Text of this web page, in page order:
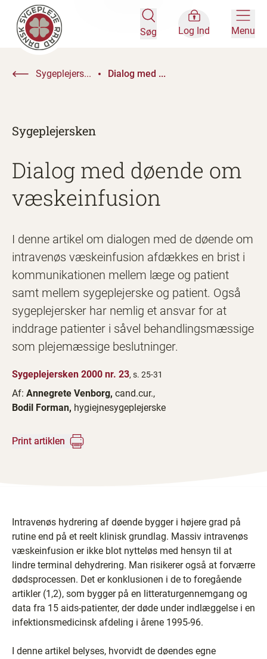
Søg Log Ind Menu
Sygeplejers... Dialog med ...
Sygeplejersken
Dialog med døende om
væskeinfusion
I denne artikel om dialogen med de døende om
intravenøs væskeinfusion afdækkes en brist i
kommunikationen mellem læge og patient
samt mellem sygeplejerske og patient. Også
sygeplejersker har nemlig et ansvar for at
inddrage patienter i såvel behandlingsmæssige
som plejemæssige beslutninger.
Sygeplejersken 2000 nr. 23, s. 25-31
Af: Annegrete Venborg, cand.cur.,
Bodil Forman, hygiejnesygeplejerske
Print artiklen
Intravenøs hydrering af døende bygger i højere grad på
rutine end på et reelt klinisk grundlag. Massiv intravenøs
væskeinfusion er ikke blot nytteløs med hensyn til at
lindre terminal dehydrering. Man risikerer også at forværre
dødsprocessen. Det er konklusionen i de to foregående
artikler (1,2), som bygger på en litteraturgennemgang og
data fra 15 aids-patienter, der døde under indlæggelse i en
infektionsmedicinsk afdeling i årene 1995-96.
I denne artikel belyses, hvorvidt de døendes egne